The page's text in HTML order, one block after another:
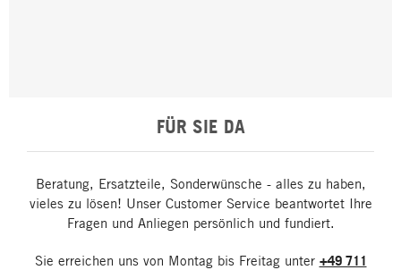
FÜR SIE DA
Beratung, Ersatzteile, Sonderwünsche - alles zu haben,
vieles zu lösen! Unser Customer Service beantwortet Ihre
Fragen und Anliegen persönlich und fundiert.
Sie erreichen uns von Montag bis Freitag unter +49 711